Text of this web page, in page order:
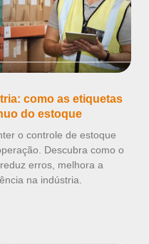
como as etiquetas
do estoque
o controle de estoque
Descubra como o
erros, melhora a
na indústria.